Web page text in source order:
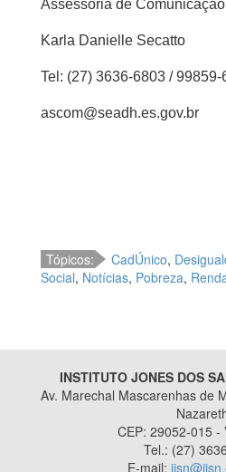
Assessoria de
Karla Danielle Secatto
Tel: (27) 3636-6803 / 99859-
ascom@seadh.es.gov.br
Tópicos: CadÚnico,
Social, Notícias, Pobreza,
INSTITUTO JONES DOS
Av. Marechal Mascarenhas de
CEP: 29052-015 -
Tel.: (27)
E-mail: